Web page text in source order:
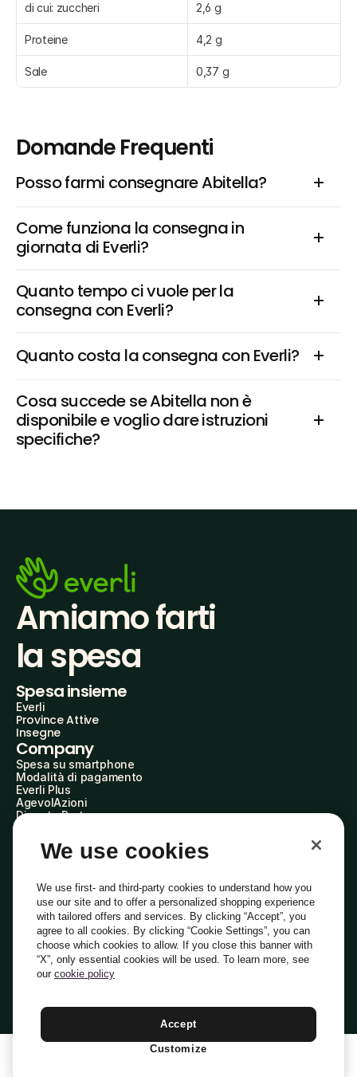
di cui: zuccheri 2,6 g
Proteine 4,2 g
Sale 0,37 g
Domande Frequenti
Posso farmi consegnare Abitella?
Come funziona la consegna in
giornata di Everli?
Quanto tempo ci vuole per la
consegna con Everli?
Quanto costa la consegna con Everli?
Cosa succede se Abitella non è
disponibile e voglio dare istruzioni
specifiche?
Amiamo farti
la spesa
Spesa insieme
Everli
Province Attive
Insegne
Company
Spesa su smartphone
Modalità di pagamento
Everli Plus
AgevolAzioni
Diventa Partner
Everli Shoppers
About Us
Everli News
Domande frequenti
Lavora con noi
Diventa Shopper
Investitori
PrivacyCookiePreferenze Cookie
Termini e CondizioniCodice Etico
Indirizzo PEC: everli@pec.it - indirizzo DPO: dpo@everli.com
Italiano
We use cookies
We use first- and third-party cookies to understand how you
use our site and to offer a personalized shopping experience
with tailored offers and services. By clicking “Accept”, you
agree to all cookies. By clicking “Cookie Settings”, you can
choose which cookies to allow. If you close this banner with
“X”, only essential cookies will be used. To learn more, see
our cookie policy
Accept
Customize